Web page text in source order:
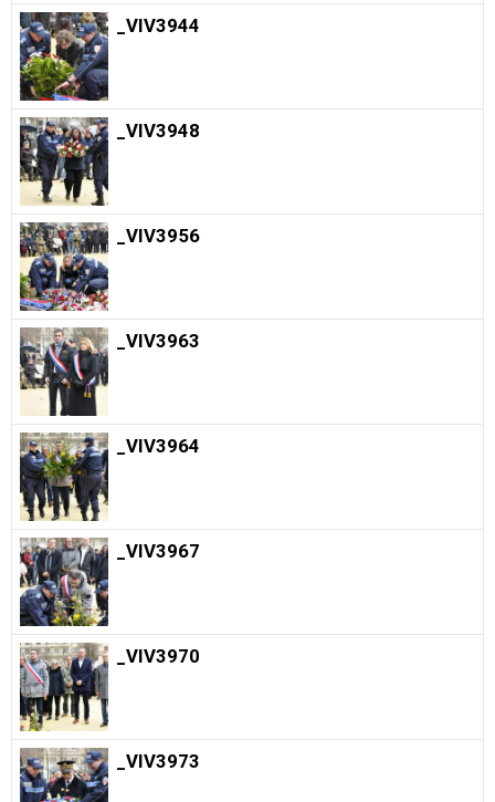
_VIV3944
_VIV3948
_VIV3956
_VIV3963
_VIV3964
_VIV3967
_VIV3970
_VIV3973